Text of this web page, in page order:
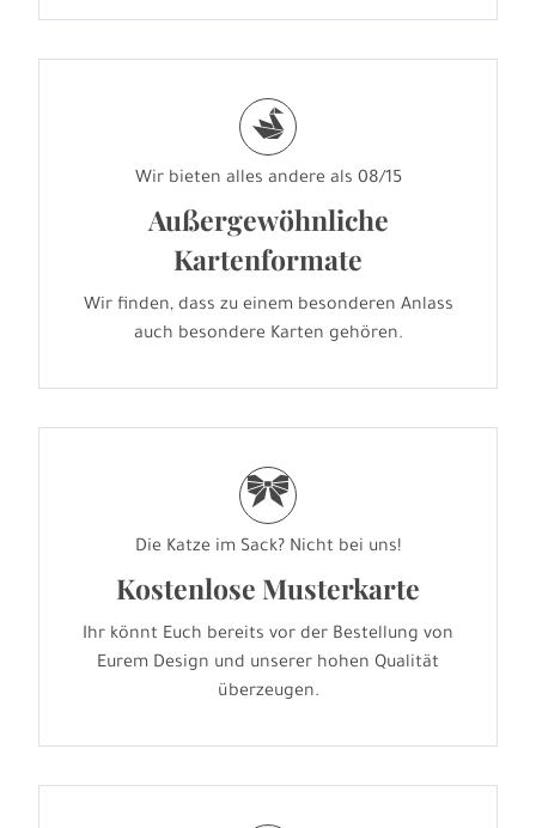
s
Wir bieten alles andere als 08/15
Außergewöhnliche
Kartenformate
Wir finden, dass zu einem besonderen Anlass
auch besondere Karten gehören.
r
Die Katze im Sack? Nicht bei uns!
Kostenlose Musterkarte
Ihr könnt Euch bereits vor der Bestellung von
Eurem Design und unserer hohen Qualität
überzeugen.